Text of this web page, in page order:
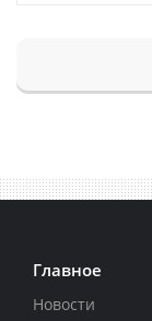
Главное
Новости